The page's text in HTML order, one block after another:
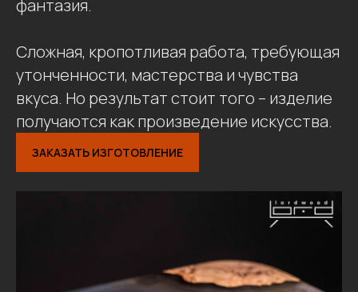
фантазия.
Сложная, кропотливая работа, требующая
утонченности, мастерства и чувства
вкуса. Но результат стоит того – изделие
получаются как произведение искусства.
ЗАКАЗАТЬ ИЗГОТОВЛЕНИЕ